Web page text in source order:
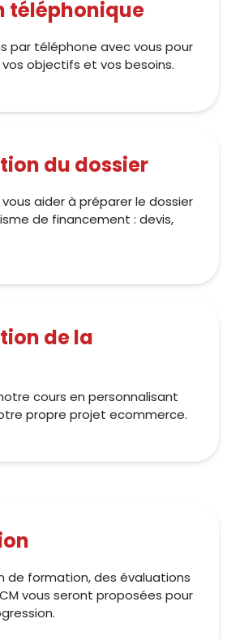
téléphonique
par téléphone avec vous pour
objectifs et vos besoins.
du dossier
aider à préparer le dossier
de financement : devis,
de la
cours en personnalisant
propre projet ecommerce.
de formation, des évaluations
vous seront proposées pour